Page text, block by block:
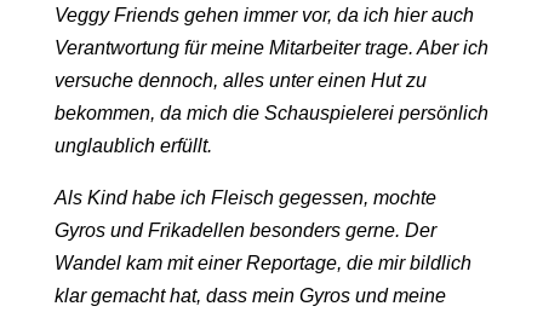
Veggy Friends gehen immer vor, da ich hier auch
Verantwortung für meine Mitarbeiter trage. Aber ich
versuche dennoch, alles unter einen Hut zu
bekommen, da mich die Schauspielerei persönlich
unglaublich erfüllt.
Als Kind habe ich Fleisch gegessen, mochte
Gyros und Frikadellen besonders gerne. Der
Wandel kam mit einer Reportage, die mir bildlich
klar gemacht hat, dass mein Gyros und meine